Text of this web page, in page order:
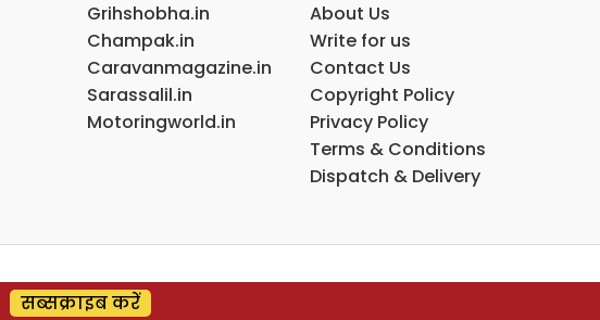
Grihshobha.in
Champak.in
Caravanmagazine.in
Sarassalil.in
Motoringworld.in
About Us
Write for us
Contact Us
Copyright Policy
Privacy Policy
Terms & Conditions
Dispatch & Delivery
सब्सक्राइब करें